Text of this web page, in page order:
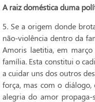
A raiz doméstica duma
5. Se a origem donde
não-violência dentro da
Amoris laetitia, em
família. Esta constitui o
a cuidar uns dos outros
força, mas com o
alegria do amor